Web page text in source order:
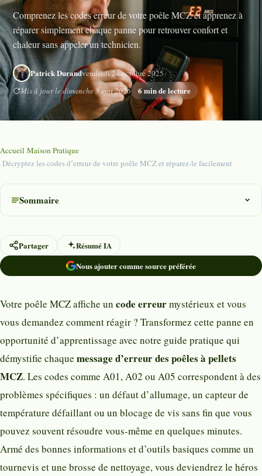
Comprenez les codes erreur de votre poêle MCZ et apprenez à
réparer simplement chaque panne pour retrouver confort et
chaleur sans appeler un technicien.
Patrick Durandvendredi 24 octobre 2025
Mis à jour le dimanche 3 mai 2026
6 min de lecture
Accueil Maison Pratique
Décryptez les codes d’erreur de votre poêle MCZ et réparez-le facilement
Sommaire
Partager
Résumé IA
Nous ajouter comme source préférée
Votre poêle MCZ affiche un code erreurmystérieux et vous
vous demandez comment réagir ? Transformez cette panne en
opportunité d’apprentissage avec notre guide pratique qui
démystifie chaque message d’erreur des poêles à pellets
MCZ. Les codes comme A01, A02 ou A05 correspondent à des
problèmes spécifiques : un défaut d’allumage, un capteur de
température défaillant ou un blocage de vis sans fin que vous
pouvez souvent résoudre vous-même en quelques minutes.
Armé des bonnes informations et d’outils basiques comme un
tournevis et une brosse de nettoyage, vous deviendrez le héros